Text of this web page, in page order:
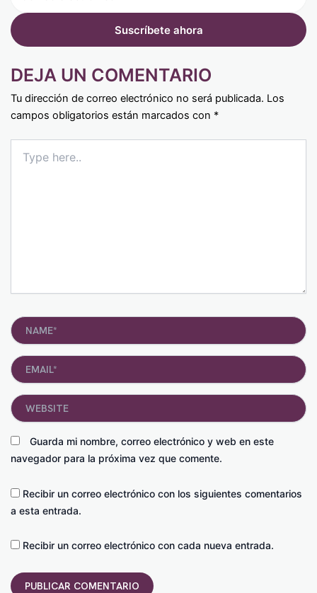
DEJA UN COMENTARIO
Tu dirección de correo electrónico no será publicada. Los
campos obligatorios están marcados con *
here..
Name*
Email*
Guarda mi nombre, correo electrónico y web en este
navegador para la próxima vez que comente.
Website
Recibir un correo electrónico con los siguientes comentarios
a esta entrada.
Recibir un correo electrónico con cada nueva entrada.